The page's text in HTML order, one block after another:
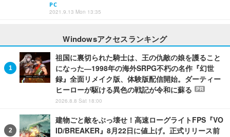
PC
2021.9.13 Mon 13:35
Windowsアクセスランキング
祖国に裏切られた騎士は、王の仇敵の娘を護ること
になった―1998年の海外SRPG不朽の名作『幻世
録』全面リメイク版、体験版配信開始。ダーティー
ヒーローが駆ける異色の戦記が令和に蘇る
PR
2026.8.8 Sat 18:00
建物ごと敵をぶっ壊せ！高速ローグライトFPS『VO
ID/BREAKER』8月22日に値上げ。正式リリース前